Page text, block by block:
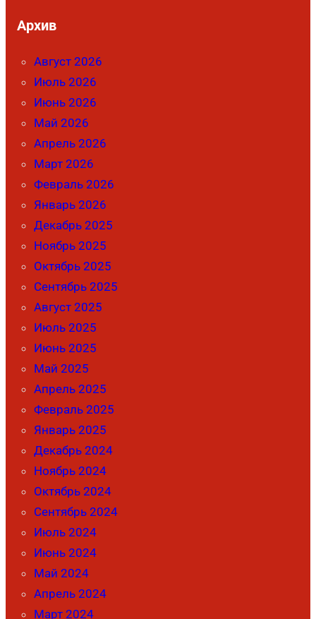
Архив
Август 2026
Июль 2026
Июнь 2026
Май 2026
Апрель 2026
Март 2026
Февраль 2026
Январь 2026
Декабрь 2025
Ноябрь 2025
Октябрь 2025
Сентябрь 2025
Август 2025
Июль 2025
Июнь 2025
Май 2025
Апрель 2025
Февраль 2025
Январь 2025
Декабрь 2024
Ноябрь 2024
Октябрь 2024
Сентябрь 2024
Июль 2024
Июнь 2024
Май 2024
Апрель 2024
Март 2024